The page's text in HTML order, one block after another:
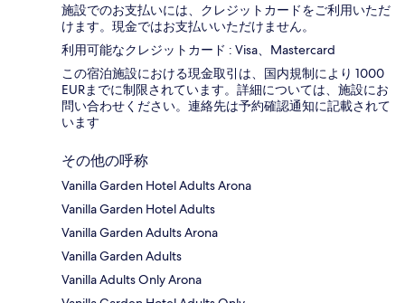
施設でのお支払いには、クレジットカードをご利用いただ
けます。現金ではお支払いいただけません。
利用可能なクレジットカード : Visa、Mastercard
この宿泊施設における現金取引は、国内規制により 1000
EURまでに制限されています。詳細については、施設にお
問い合わせください。連絡先は予約確認通知に記載されて
います
その他の呼称
Vanilla Garden Hotel Adults Arona
Vanilla Garden Hotel Adults
Vanilla Garden Adults Arona
Vanilla Garden Adults
Vanilla Adults Only Arona